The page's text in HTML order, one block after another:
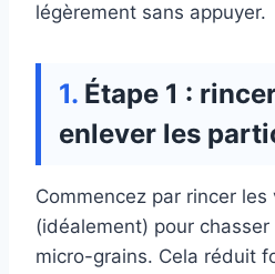
légèrement sans appuyer.
Étape 1 :
enlever les
Commencez par rincer les
(idéalement) pour
micro-grains. Cela réduit